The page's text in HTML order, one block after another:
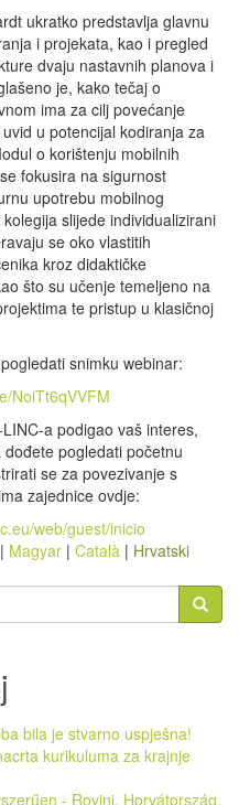
ukratko predstavlja glavnu
i projekata, kao i pregled
dvaju nastavnih planova i
je, kako tečaj o
ima za cilj povećanje
u potencijal kodiranja za
o korištenju mobilnih
fokusira na sigurnost
upotrebu mobilnog
slijede individualizirani
se oko vlastitih
kroz didaktičke
što su učenje temeljeno na
te pristup u klasičnoj
snimku webinar:
NoiTt6qVVFM
a podigao vaš interes,
dođete pogledati početnu
se za povezivanje s
zajednice ovdje:
web/guest/inicio
Magyar Català Hrvatski
bila je stvarno uspješna!
kurikuluma za krajnje
- Rovinj, Horvátország.